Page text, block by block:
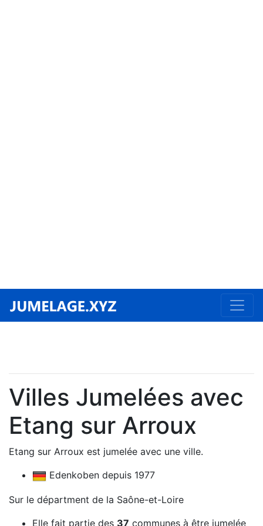
Villes Jumelées avec
Etang sur Arroux
Etang sur Arroux est jumelée avec une ville.
Edenkoben depuis 1977
Sur le départment de la Saône-et-Loire
Elle fait partie des 37 communes à être jumelée